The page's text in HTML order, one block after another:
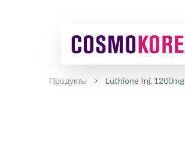
Продукты Luthione Inj. 1200mg